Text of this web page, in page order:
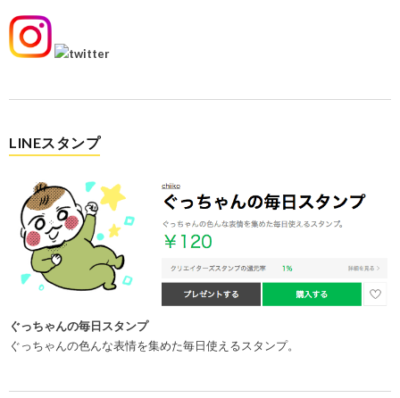
LINEスタンプ
ぐっちゃんの毎日スタンプ
ぐっちゃんの色んな表情を集めた毎日使えるスタンプ。